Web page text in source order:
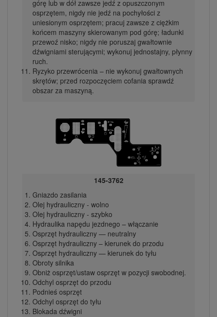
górę lub w dół zawsze jedź z opuszczonym
osprzętem, nigdy nie jedź na pochyłości z
uniesionym osprzętem; pracuj zawsze z ciężkim
końcem maszyny skierowanym pod górę; ładunki
przewoź nisko; nigdy nie poruszaj gwałtownie
dźwigniami sterującymi; wykonuj jednostajny, płynny
ruch.
Ryzyko przewrócenia – nie wykonuj gwałtownych
skrętów; przed rozpoczęciem cofania sprawdź
obszar za maszyną.
145-3762
Gniazdo zasilania
Olej hydrauliczny - wolno
Olej hydrauliczny - szybko
Hydraulika napędu jezdnego – włączanie
Osprzęt hydrauliczny — neutralny
Osprzęt hydrauliczny – kierunek do przodu
Osprzęt hydrauliczny — kierunek do tyłu
Obroty silnika
Obniż osprzęt/ustaw osprzęt w pozycji swobodnej.
Odchyl osprzęt do przodu
Podnieś osprzęt
Odchyl osprzęt do tyłu
Blokada dźwigni